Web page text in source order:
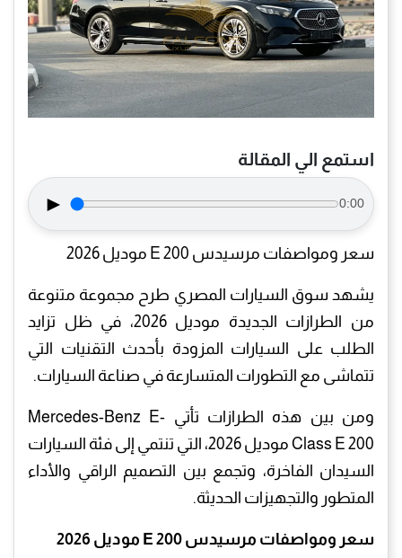
استمع الي المقالة
► 0:00
سعر ومواصفات مرسيدس E 200 موديل 2026
يشهد سوق السيارات المصري طرح مجموعة متنوعة
من الطرازات الجديدة موديل 2026، في ظل تزايد
الطلب على السيارات المزودة بأحدث التقنيات التي
تتماشى مع التطورات المتسارعة في صناعة السيارات.
ومن بين هذه الطرازات تأتي Mercedes-Benz E-
Class E 200 موديل 2026، التي تنتمي إلى فئة السيارات
السيدان الفاخرة، وتجمع بين التصميم الراقي والأداء
المتطور والتجهيزات الحديثة.
سعر ومواصفات مرسيدس E 200 موديل 2026